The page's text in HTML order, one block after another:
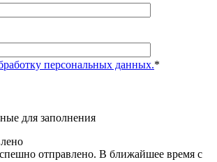
персональных данных.*
для заполнения
отправлено. В ближайшее время с